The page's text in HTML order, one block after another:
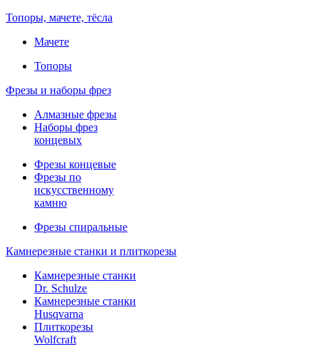
Топоры, мачете, тёсла
Мачете
Топоры
Фрезы и наборы фрез
Алмазные фрезы
Наборы фрез
концевых
Фрезы концевые
Фрезы по
искусственному
камню
Фрезы спиральные
Камнерезные станки и плиткорезы
Камнерезные станки
Dr. Schulze
Камнерезные станки
Husqvarna
Плиткорезы
Wolfcraft